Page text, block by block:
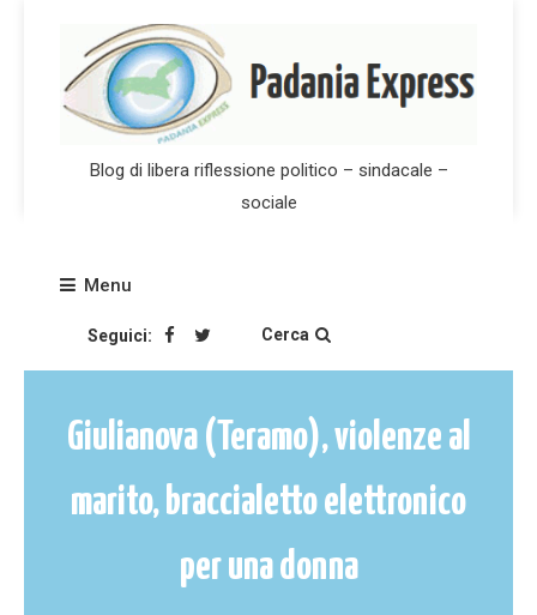
Blog di libera riflessione politico – sindacale –
sociale
Menu
Seguici: Cerca
Giulianova (Teramo), violenze al
marito, braccialetto elettronico
per una donna